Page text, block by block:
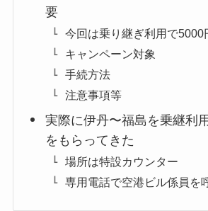
要
今回は乗り継ぎ利用で5000
キャンペーン対象
手続方法
注意事項等
実際に伊丹〜福島を乗継利
をもらってきた
場所は特設カウンター
専用電話で空港ビル係員を